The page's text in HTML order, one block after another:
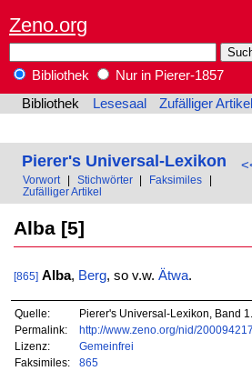
Zeno.org
Bibliothek
Nur in Pierer-1857
Bibliothek
Lesesaal Zufälliger Artikel
Pierer's Universal-Lexikon
Vorwort Stichwörter Faksimiles
Zufälliger Artikel
Alba [5]
[865] Alba, Berg, so v.w. Ätwa.
Quelle:
Pierer's Universal-Lexikon, Band
Permalink:
http://www.zeno.org/nid/
Lizenz:
Gemeinfrei
Faksimiles:
865